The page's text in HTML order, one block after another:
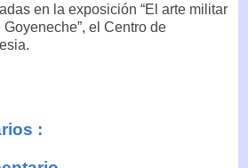
en la exposición “El arte militar
el Centro de
: